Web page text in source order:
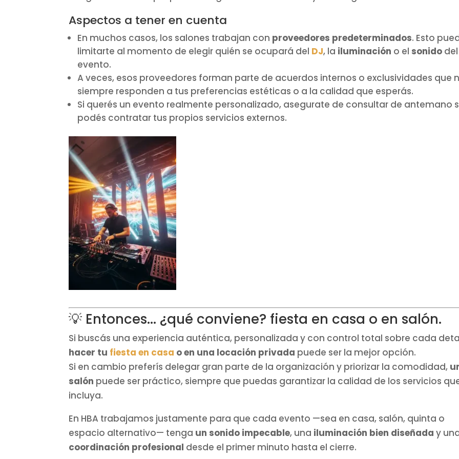
Aspectos a tener en cuenta
En muchos casos, los salones trabajan con proveedores predeterminados. Esto
limitarte al momento de elegir quién se ocupará del DJ, la iluminación o el sonido del
evento.
A veces, esos proveedores forman parte de acuerdos internos o exclusividades que
siempre responden a tus preferencias estéticas o a la calidad que esperás.
Si querés un evento realmente personalizado, asegurate de consultar de antemano
podés contratar tus propios servicios externos.
💡 Entonces... ¿qué conviene? fiesta en casa o en salón.
Si buscás una experiencia auténtica, personalizada y con control total sobre cada
hacer tu fiesta en casa o en una locación privada puede ser la mejor opción.
Si en cambio preferís delegar gran parte de la organización y priorizar la comodidad,
salón puede ser práctico, siempre que puedas garantizar la calidad de los servicios
incluya.
En HBA trabajamos justamente para que cada evento —sea en casa, salón, quinta o
espacio alternativo— tenga un sonido impecable, una iluminación bien diseñada y
coordinación profesional desde el primer minuto hasta el cierre.